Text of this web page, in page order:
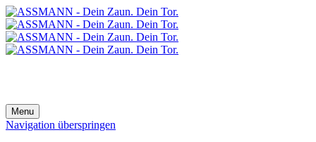
Menu
Navigation überspringen